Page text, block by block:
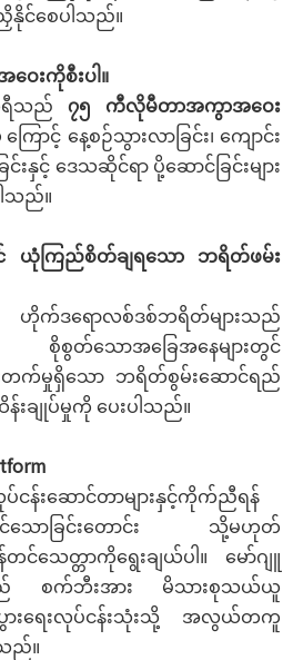
နိုင်စေပါသည်။
ေးကိုစီးပါ။
ရီသည် ၇၅ ကီလိုမီတာအကွာအဝေး
ကြောင့် နေ့စဉ်သွားလာခြင်း၊ ကျောင်း
ြင်းနှင့် ဒေသဆိုင်ရာ ပို့ဆောင်ခြင်းများ
သည်။
ယုံကြည်စိတ်ချရသော ဘရိတ်ဖမ်း
က်ဒရောလစ်ဒစ်ဘရိတ်များသည်
င့် စိုစွတ်သောအခြေအနေများတွင်
းတက်မှုရှိသော ဘရိတ်စွမ်းဆောင်ရည်
းချုပ်မှုကို ပေးပါသည်။
န်းဆောင်တာများနှင့်ကိုက်ညီရန်
က်နိုင်သောခြင်းတောင်း သို့မဟုတ်
င်သေတ္တာကိုရွေးချယ်ပါ။ မော်ဂျူ
ည် စက်ဘီးအား မိသားစုသယ်ယူ
ပွားရေးလုပ်ငန်းသုံးသို့ အလွယ်တကူ
သည်။